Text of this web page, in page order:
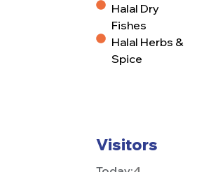
Halal Dry
Fishes
Halal Herbs &
Spice
Visitors